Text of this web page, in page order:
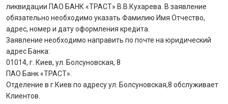
ликвидации ПАО БАНК «ТРАСТ» В.В.Кухарева. В заявление
обязательно необходимо указать Фамилию Имя Отчество,
адрес, номер и дату оформления кредита.
Заявление необходимо направить по почте на юридический
адрес Банка:
01014, г. Киев, ул. Болсуновская, 8
ПАО Банк «ТРАСТ».
Отделение в г.Киев по адресу ул. Болсуновская,8 обслуживает
Клиентов.